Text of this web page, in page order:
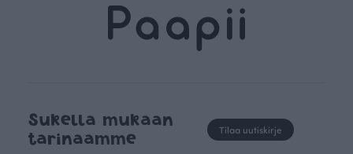
Sukella mukaan
tarinaamme
Tilaa uutiskirje